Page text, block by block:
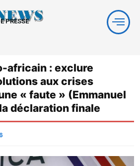
PRESSE
africain : exclure
aux crises
« faute » (Emmanuel
déclaration finale